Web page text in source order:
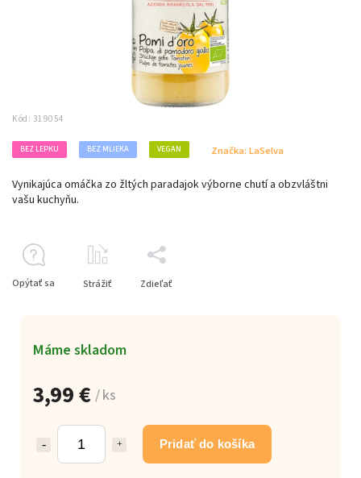
Kód: 319054
BEZ LEPKU BEZ MLIEKA VEGAN Značka: LaSelva
3,99 € / ks
Pridať do košíka
Máme skladom
Vynikajúca omáčka zo žltých paradajok výborne chutí a obzvláštni
vašu kuchyňu.
Opýtať sa Strážiť Zdieľať